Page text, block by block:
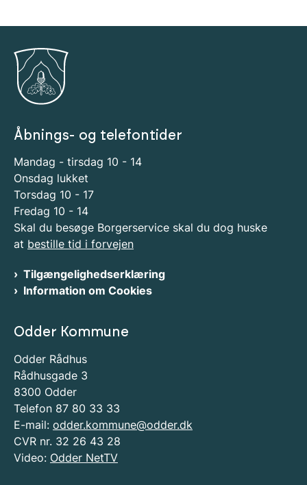
Åbnings- og telefontider
Mandag - tirsdag 10 - 14
Onsdag lukket
Torsdag 10 - 17
Fredag 10 - 14
Skal du besøge Borgerservice skal du dog huske
at bestille tid i forvejen
Tilgængelighedserklæring
Information om Cookies
Odder Kommune
Odder Rådhus
Rådhusgade 3
8300 Odder
Telefon 87 80 33 33
E-mail: odder.kommune@odder.dk
CVR nr. 32 26 43 28
Video: Odder NetTV